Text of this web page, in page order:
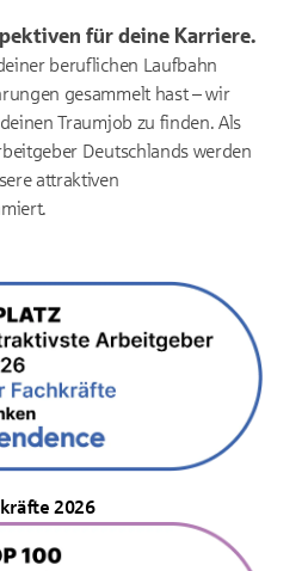
für deine Karriere.
beruflichen Laufbahn
gesammelt hast – wir
Traumjob zu finden. Als
Deutschlands werden
attraktiven
2026